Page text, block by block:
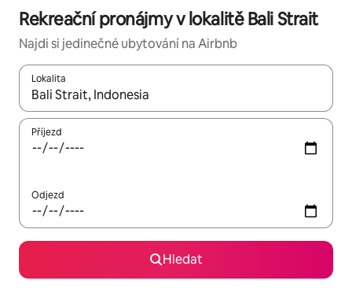
Rekreační pronájmy v lokalitě Bali Strait
Najdi si jedinečné ubytování na Airbnb
Lokalita
Až budou výsledky k dispozici, můžeš si je procházet pomocí
Příjezd
Odjezd
Hledat